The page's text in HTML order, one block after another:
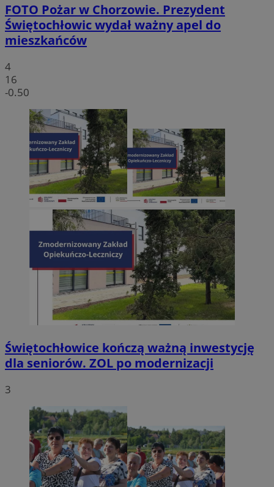
FOTO Pożar w Chorzowie. Prezydent
Świętochłowic wydał ważny apel do
mieszkańców
4
16
-0.50
Świętochłowice kończą ważną inwestycję
dla seniorów. ZOL po modernizacji
3